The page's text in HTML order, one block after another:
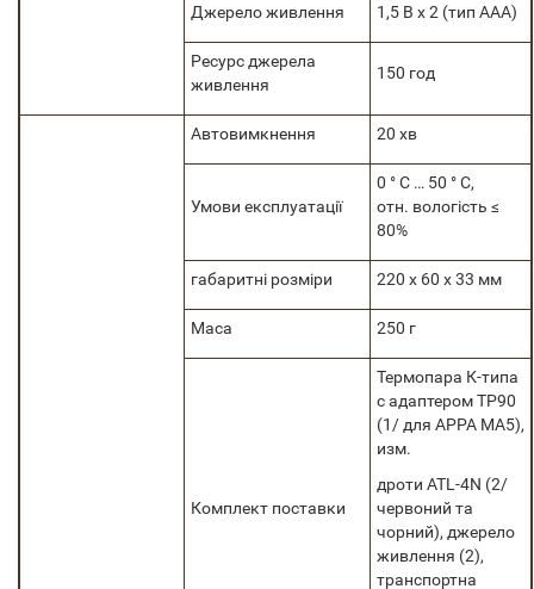
Джерело живлення 1,5 В х 2 (тип ААА)
Ресурс джерела
живлення
150 год
Автовимкнення 20 хв
Умови експлуатації
0 ° С … 50 ° С,
отн. вологість ≤
80%
габаритні розміри 220 х 60 х 33 мм
Маса 250 г
Комплект поставки
Термопара К-типа
с адаптером TP90
(1/ для APPA MA5),
изм.
дроти ATL-4N (2/
червоний та
чорний), джерело
живлення (2),
транспортна